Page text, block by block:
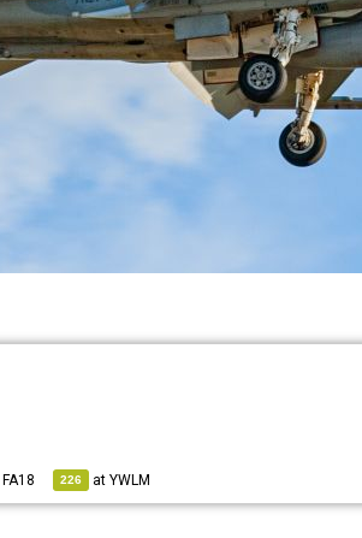
FA18 226 atYWLM